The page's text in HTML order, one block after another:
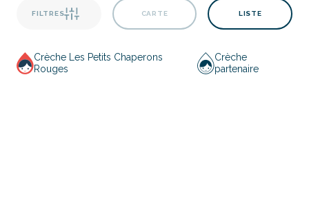
FILTRES CARTE LISTE
Crèche Les Petits Chaperons
Rouges
Crèche
partenaire